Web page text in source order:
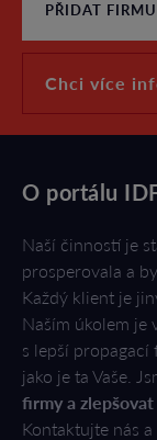
PŘIDAT
Chci více
O portálu
Naší činností je
prosperovala a
Každý klient je
Naším úkolem je
s lepší propagací
jako je ta Vaše.
firmy a
Kontaktujte nás